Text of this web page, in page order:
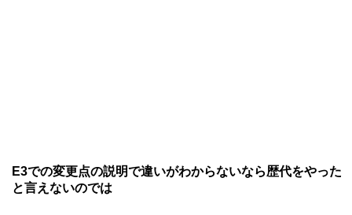
E3での変更点の説明で違いがわからないなら歴代をやった
と言えないのでは